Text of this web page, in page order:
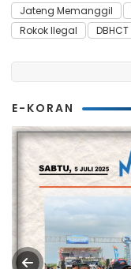
Jateng Memanggil
Rokok Ilegal
DBHCT
E-KORAN